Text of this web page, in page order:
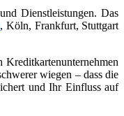
Dienstleistungen. Das
, Köln, Frankfurt, Stuttgart
wiegen – dass die
und Ihr Einfluss auf